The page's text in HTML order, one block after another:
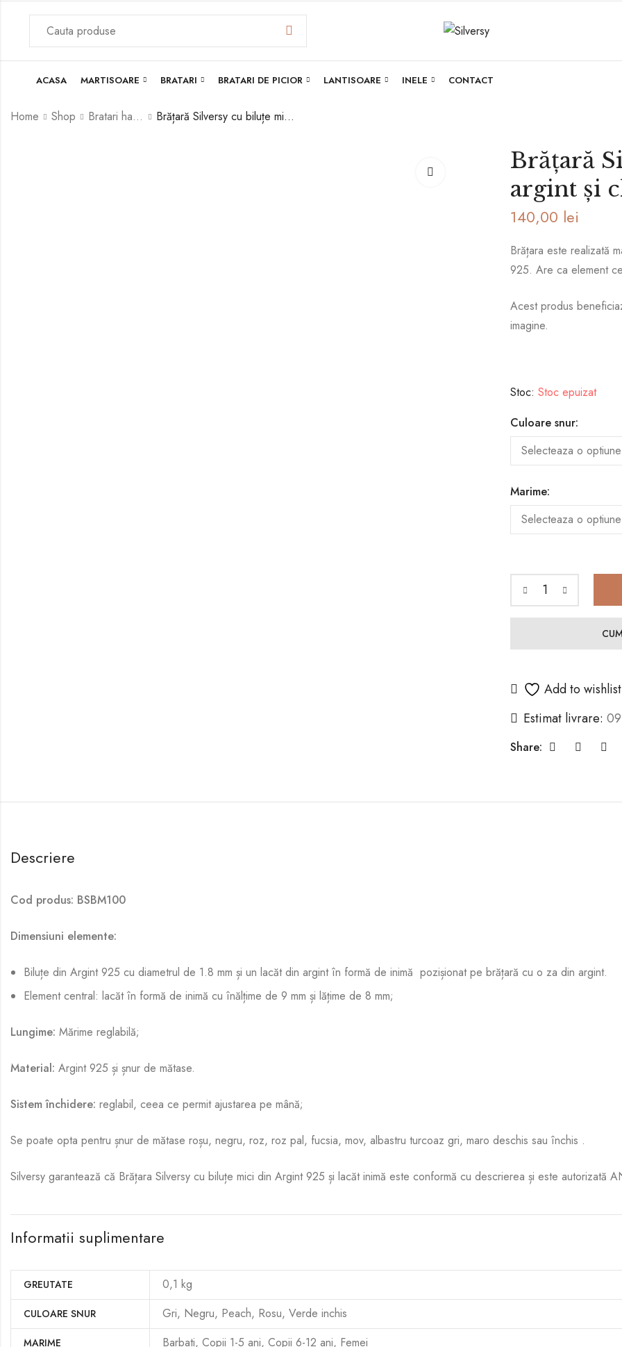
ACASA MARTISOARE BRATARI BRATARI DE PICIOR LANTISOARE INELE CONTACT
Home Shop Bratari handmade argint Brățară Silversy cu biluțe mici din argint și charm lacăt inimă
Brățară
argint și
140,00 lei
Brățara este realizată
925. Are ca element
Acest produs
imagine.
Stoc: Stoc epuizat
Culoare snur:
Marime:
Add to wishlist
Estimat livrare:
Share:
Descriere
Cod produs: BSBM100
Dimensiuni elemente:
Biluțe din Argint 925 cu diametrul de 1.8 mm și un lacăt din argint în formă de inimă pozișionat pe brățară cu o za din argint.
Element central: lacăt în formă de inimă cu înălțime de 9 mm și lățime de 8 mm;
Lungime: Mărime reglabilă;
Material: Argint 925 și șnur de mătase.
Sistem închidere: reglabil, ceea ce permit ajustarea pe mână;
Se poate opta pentru șnur de mătase roșu, negru, roz, roz pal, fucsia, mov, albastru turcoaz gri, maro deschis sau închis .
Silversy garantează că Brățara Silversy cu biluțe mici din Argint 925 și lacăt inimă este conformă cu descrierea și este autorizată
Informatii suplimentare
GREUTATE 0,1 kg
CULOARE SNUR Gri, Negru, Peach, Rosu, Verde inchis
MARIME Barbati, Copii 1-5 ani, Copii 6-12 ani, Femei